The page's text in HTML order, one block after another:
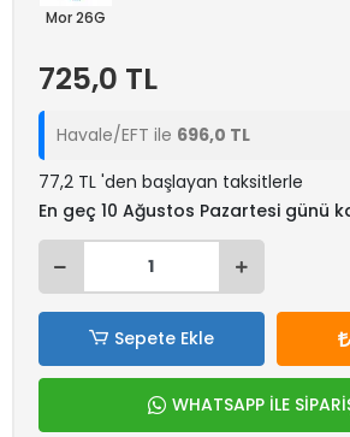
Mor 26G
725,0 TL
Havale/EFT ile 696,0 TL
77,2 TL 'den başlayan taksitlerle
En geç 10 Ağustos Pazartesi günü
Sepete Ekle
WHATSAPP İLE